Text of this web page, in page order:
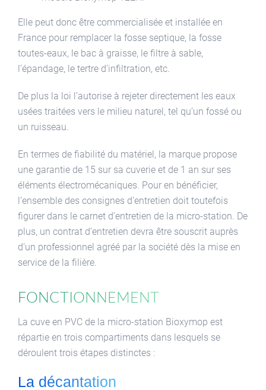
Elle peut donc être commercialisée et installée en
France pour remplacer la fosse septique, la fosse
toutes-eaux, le bac à graisse, le filtre à sable,
l’épandage, le tertre d’infiltration, etc.
De plus la loi l’autorise à rejeter directement les eaux
usées traitées vers le milieu naturel, tel qu’un fossé ou
un ruisseau.
En termes de fiabilité du matériel, la marque propose
une garantie de 15 sur sa cuverie et de 1 an sur ses
éléments électromécaniques. Pour en bénéficier,
l’ensemble des consignes d’entretien doit toutefois
figurer dans le carnet d’entretien de la micro-station. De
plus, un contrat d’entretien devra être souscrit auprès
d’un professionnel agréé par la société dès la mise en
service de la filière.
Fonctionnement
La cuve en PVC de la micro-station Bioxymop est
répartie en trois compartiments dans lesquels se
déroulent trois étapes distinctes :
La décantation